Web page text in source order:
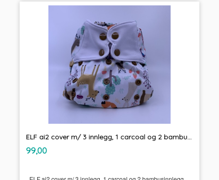
ELF ai2 cover m/ 3 innlegg, 1 carcoal og 2 bambusinnlegg ONE SIZE tøybleie
Pris
99,00mva.